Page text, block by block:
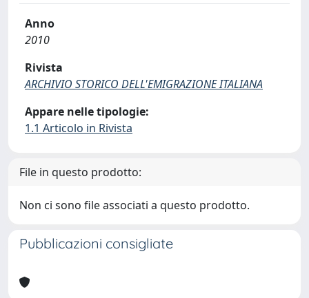
Anno
2010
Rivista
ARCHIVIO STORICO DELL'EMIGRAZIONE ITALIANA
Appare nelle tipologie:
1.1 Articolo in Rivista
File in questo prodotto:
Non ci sono file associati a questo prodotto.
Pubblicazioni consigliate